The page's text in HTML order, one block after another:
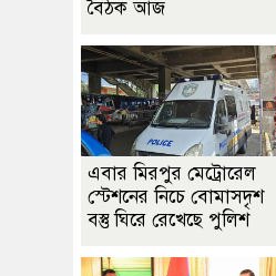
বৈঠক আজ
এবার মিরপুর মেট্রোরেল
স্টেশনের নিচে বোমাসদৃশ
বস্তু ঘিরে রেখেছে পুলিশ